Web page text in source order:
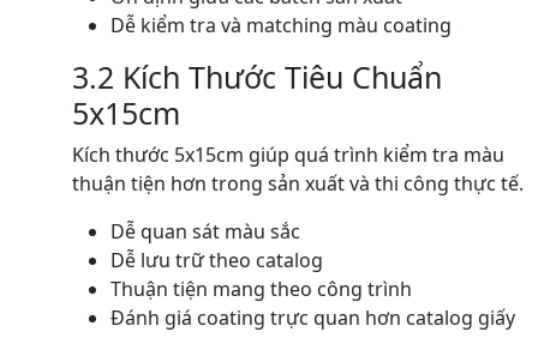
Dễ kiểm tra và matching màu coating
3.2 Kích Thước Tiêu Chuẩn
5x15cm
Kích thước 5x15cm giúp quá trình kiểm tra màu
thuận tiện hơn trong sản xuất và thi công thực tế.
Dễ quan sát màu sắc
Dễ lưu trữ theo catalog
Thuận tiện mang theo công trình
Đánh giá coating trực quan hơn catalog giấy